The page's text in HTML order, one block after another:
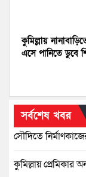
কুমিল্লায়
এসে পানিতে ডুবে
সর্বশেষ খবর
সৌদিতে
কুমিল্লায় প্রেমিকার